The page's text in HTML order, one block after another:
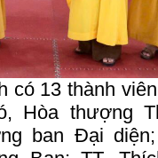
có 13 thành
Hòa thượng
ban Đại